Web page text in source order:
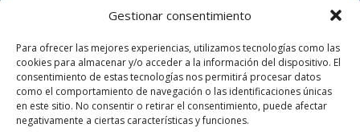
Gestionar consentimiento
Para ofrecer las mejores experiencias, utilizamos tecnologías como las
cookies para almacenar y/o acceder a la información del dispositivo. El
consentimiento de estas tecnologías nos permitirá procesar datos
como el comportamiento de navegación o las identificaciones únicas
en este sitio. No consentir o retirar el consentimiento, puede afectar
negativamente a ciertas características y funciones.
LEGAL
Aviso legal
Política de privacidad